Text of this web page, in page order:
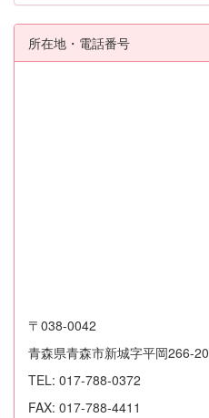
所在地・電話番号
〒038-0042
青森県青森市新城字平岡266-20
TEL: 017-788-0372
FAX: 017-788-4411